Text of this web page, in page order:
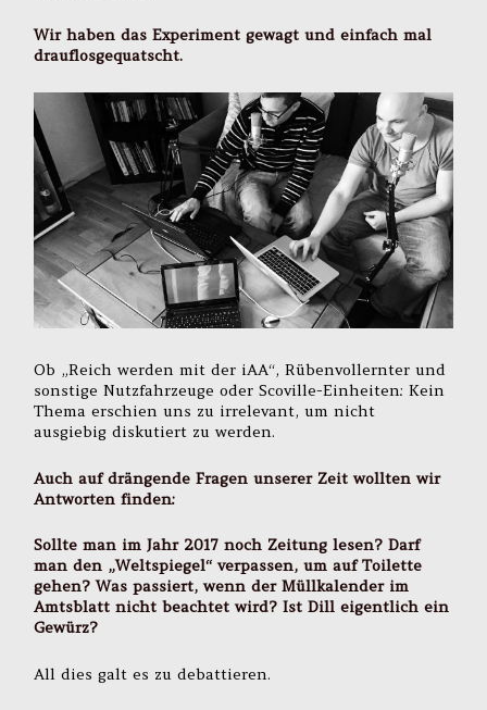
Wir haben das Experiment gewagt und einfach mal
drauflosgequatscht.
Ob „Reich werden mit der iAA“, Rübenvollernter und
sonstige Nutzfahrzeuge oder Scoville-Einheiten: Kein
Thema erschien uns zu irrelevant, um nicht
ausgiebig diskutiert zu werden.
Auch auf drängende Fragen unserer Zeit wollten wir
Antworten finden:
Sollte man im Jahr 2017 noch Zeitung lesen? Darf
man den „Weltspiegel“ verpassen, um auf Toilette
gehen? Was passiert, wenn der Müllkalender im
Amtsblatt nicht beachtet wird? Ist Dill eigentlich ein
Gewürz?
All dies galt es zu debattieren.